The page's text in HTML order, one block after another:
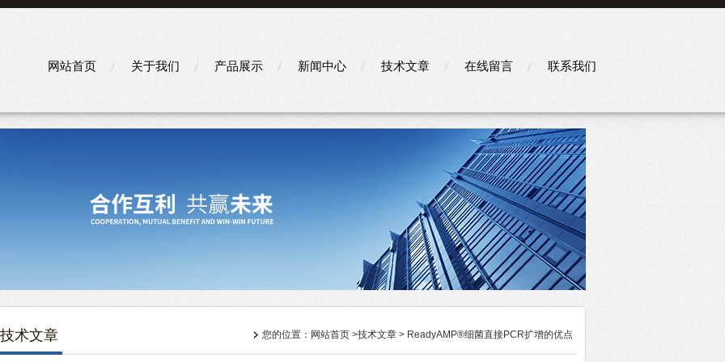
网站首页 关于我们 产品展示 新闻中心 技术文章 在线留言 联系我们
技术文章 您的位置： 网站首页 >技术文章 > ReadyAMP®细菌直接PCR扩增的优点